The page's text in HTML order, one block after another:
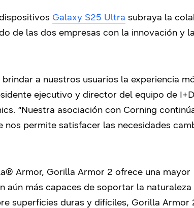
Galaxy S25 Ultra subraya la
de las dos empresas con la innovación y
a nuestros usuarios la experiencia
ejecutivo y director del equipo de
“Nuestra asociación con Corning
permite satisfacer las necesidades
Armor, Gorilla Armor 2 ofrece una mayor
más capaces de soportar la naturaleza
superficies duras y difíciles, Gorilla Armor